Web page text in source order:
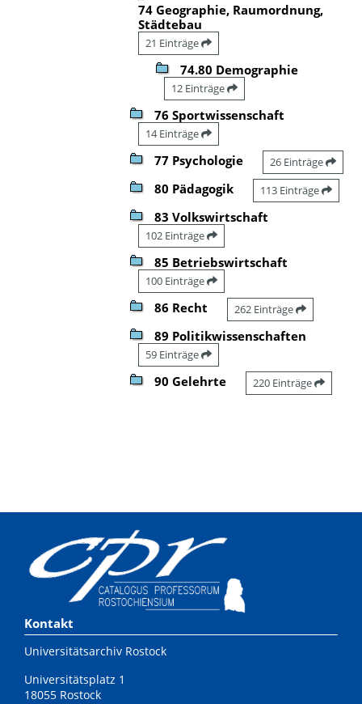
74 Geographie, Raumordnung,
Städtebau
21 Einträge
74.80 Demographie
12 Einträge
76 Sportwissenschaft
14 Einträge
77 Psychologie 26 Einträge
80 Pädagogik 113 Einträge
83 Volkswirtschaft
102 Einträge
85 Betriebswirtschaft
100 Einträge
86 Recht 262 Einträge
89 Politikwissenschaften
59 Einträge
90 Gelehrte 220 Einträge
Kontakt
Universitätsarchiv Rostock
Universitätsplatz 1
18055 Rostock